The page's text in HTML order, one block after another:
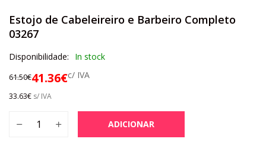
Estojo de Cabeleireiro e Barbeiro Completo
03267
Disponibilidade: In stock
61.50€41.36€c/ IVA
33.63€ s/ IVA
ADICIONAR